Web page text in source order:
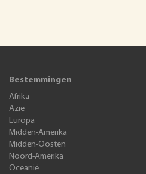
Bestemmingen
Afrika
Azië
Europa
Midden-Amerika
Midden-Oosten
Noord-Amerika
Oceanië